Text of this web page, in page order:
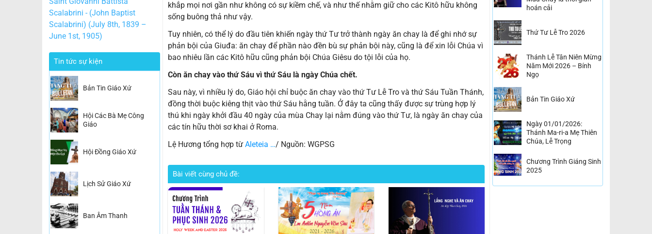
Scalabrini - (John Baptist
Scalabrini) (July 8th, 1839 –
June 1st, 1905)
Tin tức sự kiện
Bản Tin Giáo Xứ
Hội Các Bà Mẹ Công
Giáo
Hội Đồng Giáo Xứ
Lịch Sử Giáo Xứ
Ban Âm Thanh
khắp mọi nơi gần như không có sự kiềm chế, và như thế nhằm giữ cho các Kitô hữu không
sống buông thả như vậy.
Tuy nhiên, có thể lý do đầu tiên khiến ngày thứ Tư trở thành ngày ăn chay là để ghi nhớ sự
phản bội của Giuđa: ăn chay để phần nào đền bù sự phản bội này, cũng là để xin lỗi Chúa vì
bao nhiêu lần các Kitô hữu cũng phản bội Chúa Giêsu do tội lỗi của họ.
Còn ăn chay vào thứ Sáu vì thứ Sáu là ngày Chúa chết.
Sau này, vì nhiều lý do, Giáo hội chỉ buộc ăn chay vào thứ Tư Lễ Tro và thứ Sáu Tuần Thánh,
đồng thời buộc kiêng thịt vào thứ Sáu hằng tuần. Ở đây ta cũng thấy được sự trùng hợp lý
thú khi ngày khởi đầu 40 ngày của mùa Chay lại nằm đúng vào thứ Tư, là ngày ăn chay của
các tín hữu thời sơ khai ở Roma.
Lệ Hương tổng hợp từ Aleteia …/ Nguồn: WGPSG
Bài viết cùng chủ đề:
hoán cải
Thứ Tư Lễ Tro 2026
Thánh Lễ Tân Niên Mừng
Năm Mới 2026 – Bính
Ngọ
Bản Tin Giáo Xứ
Ngày 01/01/2026:
Thánh Ma-ri-a Mẹ Thiên
Chúa, Lễ Trọng
Chương Trình Giáng Sinh
2025